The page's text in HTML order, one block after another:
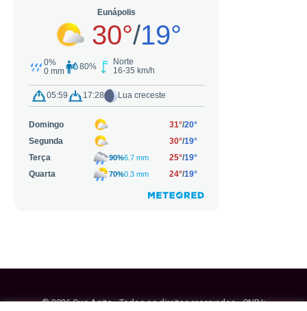
© 2026 Que Agito - Todos os direitos reservados - CNPJ: